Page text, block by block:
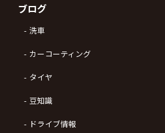
ブログ
洗車
カーコーティング
タイヤ
豆知識
ドライブ情報